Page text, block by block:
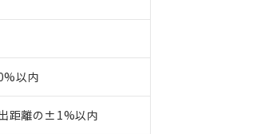
以内
距離の±1%以内
とができます。
もので、過去に遡って非含有を証明するもの
質の対応では、対応完了までの期間は出荷
ておりました。